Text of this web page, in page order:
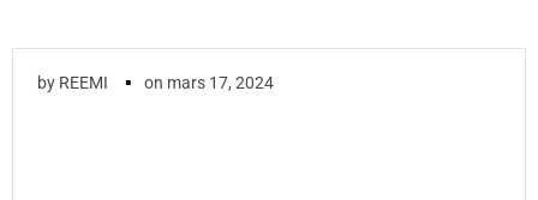
by REEMI ▪ on mars 17, 2024